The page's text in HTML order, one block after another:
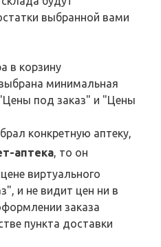
выбранной вами
в корзину
минимальная
под заказ" и "Цены
конкретную аптеку,
аптека, то он
виртуального
и не видит цен ни в
заказа
пункта доставки